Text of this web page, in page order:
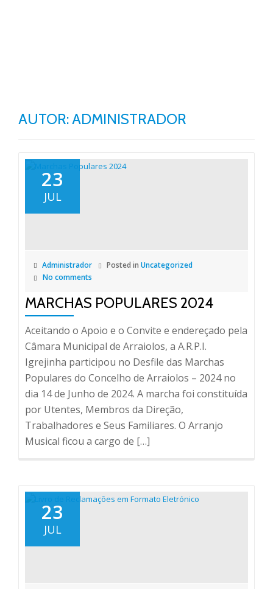
AUTOR:ADMINISTRADOR
23
JUL
Administrador Posted in Uncategorized
No comments
MARCHAS POPULARES 2024
Aceitando o Apoio e o Convite e endereçado pela
Câmara Municipal de Arraiolos, a A.R.P.I.
Igrejinha participou no Desfile das Marchas
Populares do Concelho de Arraiolos – 2024 no
dia 14 de Junho de 2024. A marcha foi constituída
por Utentes, Membros da Direção,
Trabalhadores e Seus Familiares. O Arranjo
Musical ficou a cargo de […]
23
JUL